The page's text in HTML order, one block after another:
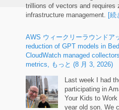
trillions of vectors and requires
infrastructure management
[続
AWS ウィークリーラウンドア
reduction of GPT models in
CloudWatch managed
metrics , もっと (8 月 3, 2026)
Last week I had
participating in
Your Kids to Work
year old son. We